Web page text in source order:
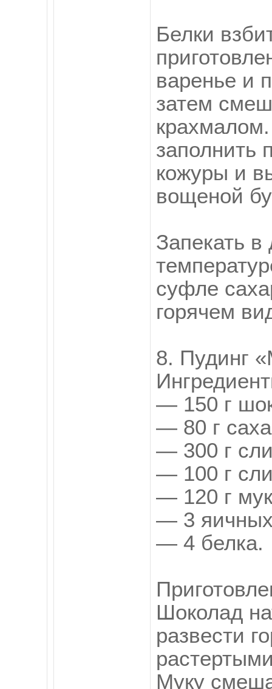
Белки
варенье и
затем
заполнить
кожуры и
вощеной
Запекать в
суфле
горячем
8. Пудинг
— 150 г
— 80 г
— 300 г
— 100 г
— 120 г
— 3
— 4 белка.
Шоколад
развести
Муку